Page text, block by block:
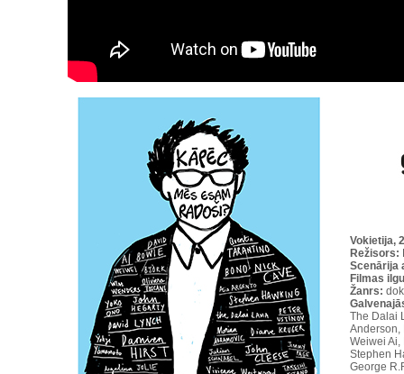
Vokietija,
Režisors:
Scenārija
Filmas
Žanrs:
The Dalai
Anderson,
Weiwei Ai,
Stephen
George